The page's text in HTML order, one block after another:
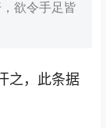
欲令手足皆
之，此条据